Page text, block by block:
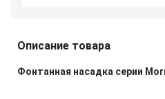
Описание товара
Фонтанная насадка серии